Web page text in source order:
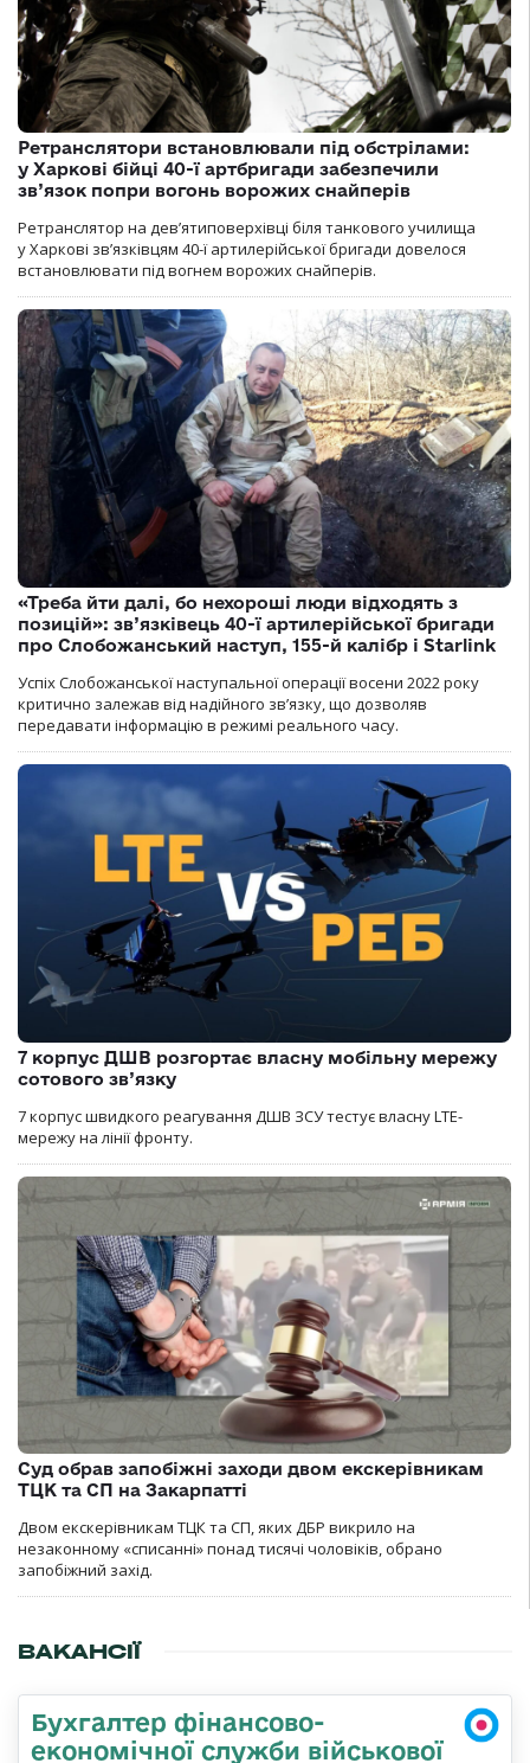
Ретранслятори встановлювали під обстрілами:
у Харкові бійці 40-ї артбригади забезпечили
зв’язок попри вогонь ворожих снайперів
Ретранслятор на дев’ятиповерхівці біля танкового училища
у Харкові зв’язківцям 40-ї артилерійської бригади довелося
встановлювати під вогнем ворожих снайперів.
«Треба йти далі, бо нехороші люди відходять з
позицій»: зв’язківець 40-ї артилерійської бригади
про Слобожанський наступ, 155-й калібр і Starlink
Успіх Слобожанської наступальної операції восени 2022 року
критично залежав від надійного зв’язку, що дозволяв
передавати інформацію в режимі реального часу.
7 корпус ДШВ розгортає власну мобільну мережу
сотового зв’язку
7 корпус швидкого реагування ДШВ ЗСУ тестує власну LTE-
мережу на лінії фронту.
Суд обрав запобіжні заходи двом екскерівникам
ТЦК та СП на Закарпатті
Двом екскерівникам ТЦК та СП, яких ДБР викрило на
незаконному «списанні» понад тисячі чоловіків, обрано
запобіжний захід.
ВАКАНСІЇ
Бухгалтер фінансово-
економічної служби військової